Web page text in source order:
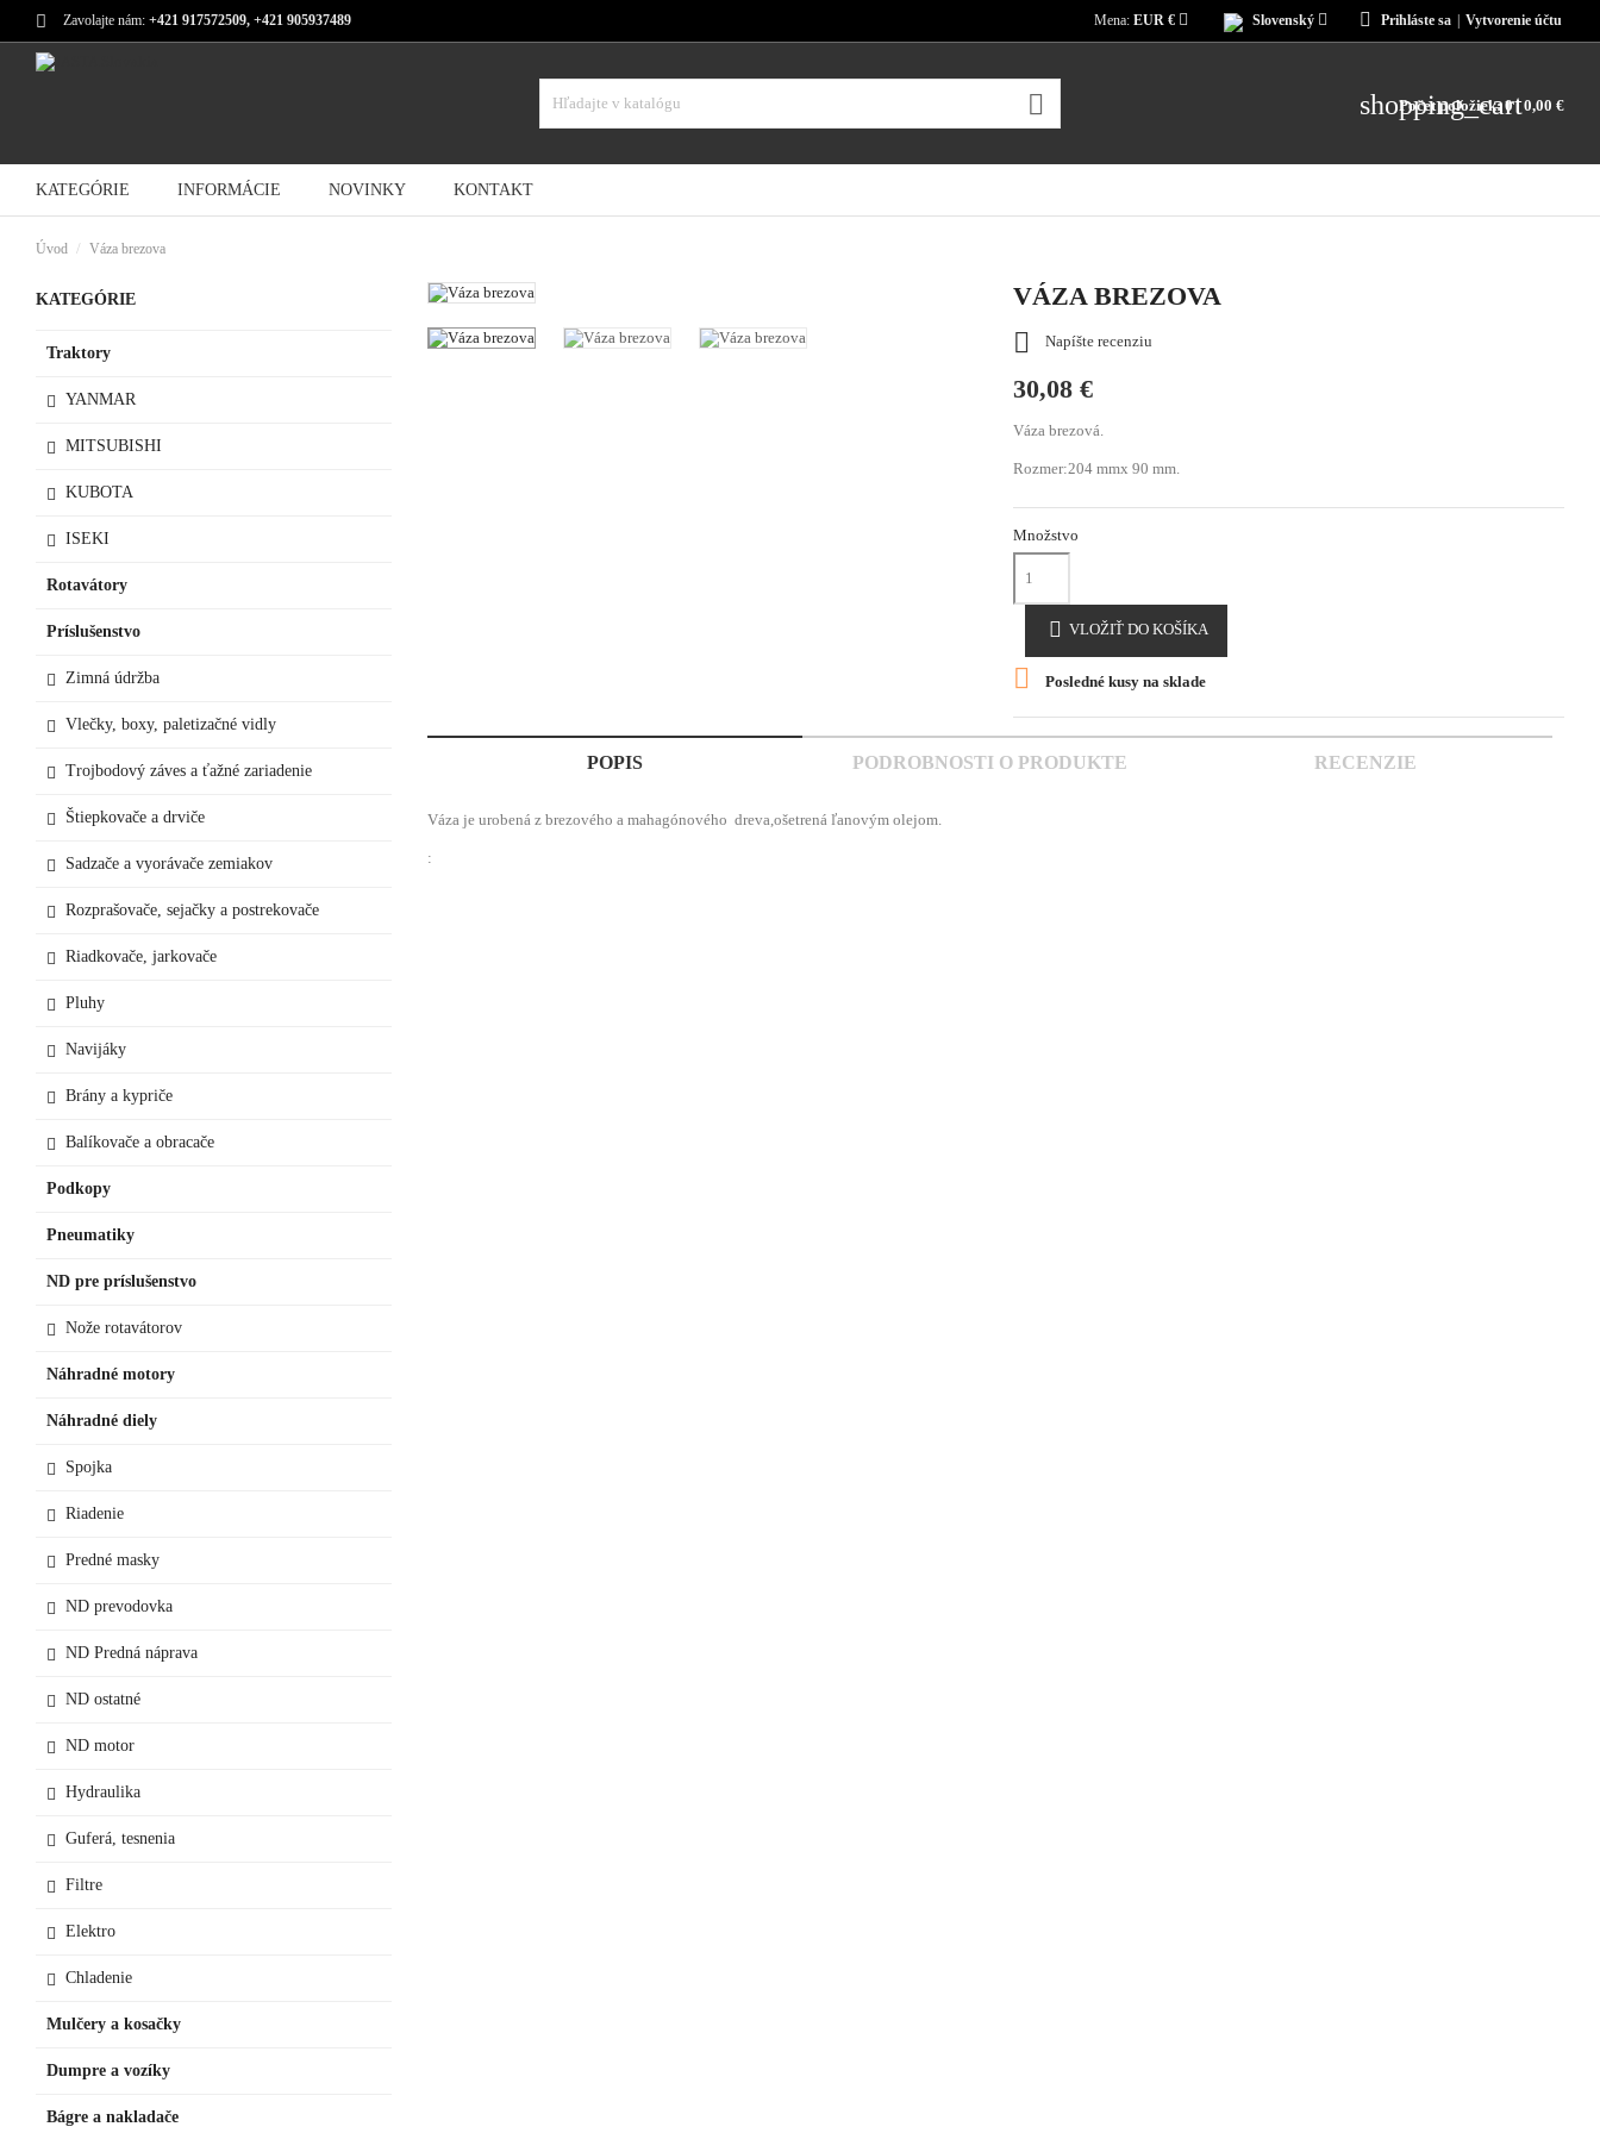
Zavolajte nám: +421 917572509, +421 905937489 Prihláste sa Vytvorenie účtu
Slovenský
Mena: EUR €
 shopping_cart
Počet položiek: 0| 0,00 €
KATEGÓRIE INFORMÁCIE NOVINKY KONTAKT
Úvod Váza brezova
KATEGÓRIE
Traktory
YANMAR
MITSUBISHI
KUBOTA
ISEKI
Rotavátory
Príslušenstvo
Zimná údržba
Vlečky, boxy, paletizačné vidly
Trojbodový záves a ťažné zariadenie
Štiepkovače a drviče
Sadzače a vyorávače zemiakov
Rozprašovače, sejačky a postrekovače
Riadkovače, jarkovače
Pluhy
Navijáky
Brány a kypriče
Balíkovače a obracače
Podkopy
Pneumatiky
ND pre príslušenstvo
Nože rotavátorov
Náhradné motory
Náhradné diely
Spojka
Riadenie
Predné masky
ND prevodovka
ND Predná náprava
ND ostatné
ND motor
Hydraulika
Guferá, tesnenia
Filtre
Elektro
Chladenie
Mulčery a kosačky
Dumpre a vozíky
Bágre a nakladače
VÁZA BREZOVA
 Napíšte recenziu
30,08 €
Váza brezová.
Rozmer:204 mmx 90 mm.
Množstvo
 VLOŽIŤ DO KOŠÍKA
 Posledné kusy na sklade
POPIS PODROBNOSTI O PRODUKTE RECENZIE
Váza je urobená z brezového a mahagónového dreva,ošetrená ľanovým olejom.
: